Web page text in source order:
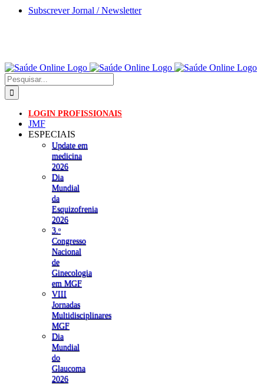
Skip
Subscrever Jornal / Newsletter
Pesquisar
LOGIN PROFISSIONAIS
JMF
ESPECIAIS
Update em
medicina
2026
Dia
Mundial
da
Esquizofrenia
2026
3.ᵒ
Congresso
Nacional
de
Ginecologia
em MGF
VIII
Jornadas
Multidisciplinares
MGF
Dia
Mundial
do
Glaucoma
2026